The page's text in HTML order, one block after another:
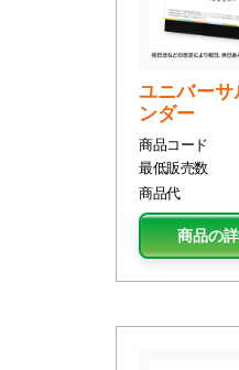
ユニバーサ
ンダー
商品コード
最低販売数
商品代
商品の